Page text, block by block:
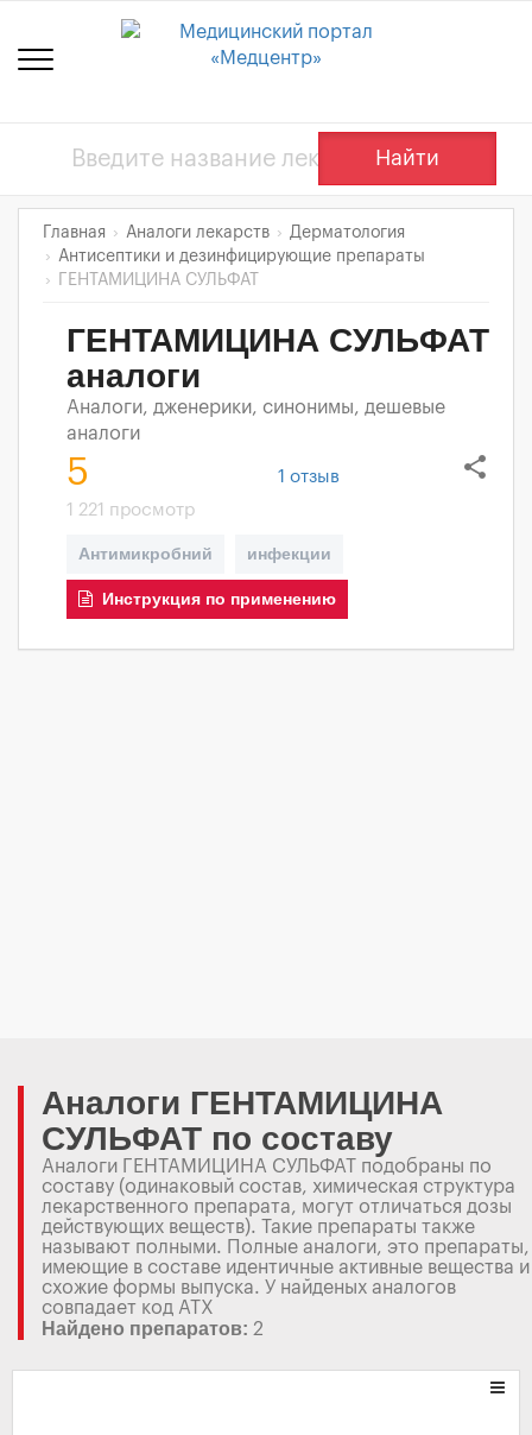
Найти
Главная Аналоги лекарств
Дерматология
Антисептики и дезинфицирующие препараты
ГЕНТАМИЦИНА СУЛЬФАТ
ГЕНТАМИЦИНА СУЛЬФАТ
аналоги
Аналоги, дженерики, синонимы, дешевые
аналоги
share
5 1 отзыв
1 221 просмотр
Антимикробний инфекции
Инструкция по применению
Аналоги ГЕНТАМИЦИНА
СУЛЬФАТ по составу
Аналоги ГЕНТАМИЦИНА СУЛЬФАТ подобраны по
составу (одинаковый состав, химическая структура
лекарственного препарата, могут отличаться дозы
действующих веществ). Такие препараты также
называют полными. Полные аналоги, это препараты,
имеющие в составе идентичные активные вещества и
схожие формы выпуска. У найденых аналогов
совпадает код АТХ
Найдено препаратов: 2